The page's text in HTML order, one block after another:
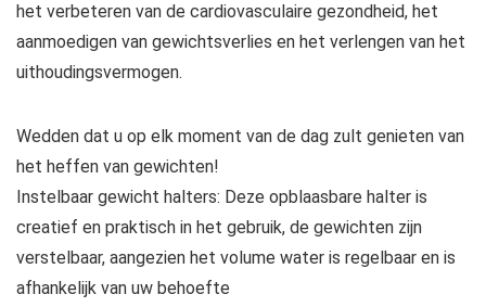
het verbeteren van de cardiovasculaire gezondheid, het
aanmoedigen van gewichtsverlies en het verlengen van het
uithoudingsvermogen.
Wedden dat u op elk moment van de dag zult genieten van
het heffen van gewichten!
Instelbaar gewicht halters: Deze opblaasbare halter is
creatief en praktisch in het gebruik, de gewichten zijn
verstelbaar, aangezien het volume water is regelbaar en is
afhankelijk van uw behoefte